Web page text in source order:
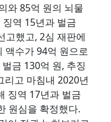
와 85억 원의 뇌물
역 15년과 벌금
고했고, 2심 재판에
액수가 94억 원으로
금 130억 원, 추징
리고 마침내 2020년
징역 17년과 벌금
원심을 확정했다.